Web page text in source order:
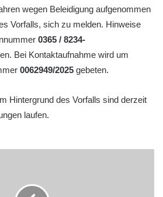
wegen Beleidigung aufgenommen
Vorfalls, sich zu melden. Hinweise
0365 / 8234-
Bei Kontaktaufnahme wird um
0062949/2025 gebeten.
Hintergrund des Vorfalls sind derzeit
laufen.